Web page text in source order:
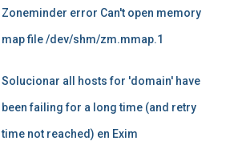
Zoneminder error Can't open memory
map file /dev/shm/zm.mmap.1
Solucionar all hosts for 'domain' have
been failing for a long time (and retry
time not reached) en Exim